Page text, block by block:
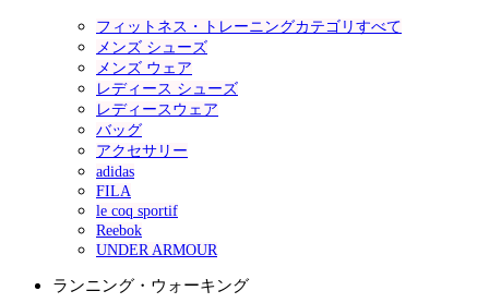
フィットネス・トレーニングカテゴリすべて
メンズ シューズ
メンズ ウェア
レディース シューズ
レディースウェア
バッグ
アクセサリー
adidas
FILA
le coq sportif
Reebok
UNDER ARMOUR
ランニング・ウォーキング